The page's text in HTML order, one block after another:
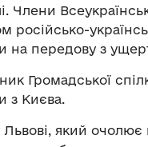
Члени
російсько-
на передову з
Громадської
з Києва.
який очолює